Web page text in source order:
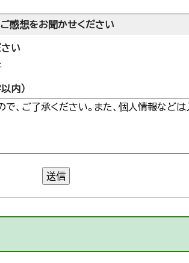
ご感想をお聞かせください
い
内）
送信